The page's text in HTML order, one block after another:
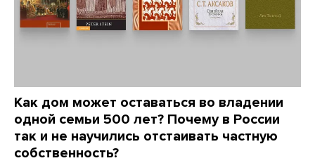
Как дом может оставаться во владении
одной семьи 500 лет? Почему в России
так и не научились отстаивать частную
собственность?